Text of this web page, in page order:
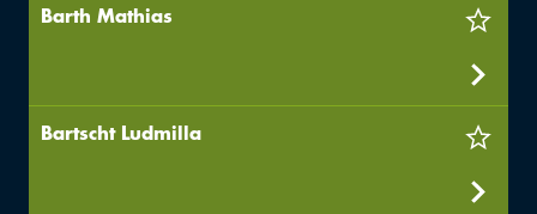
Barth Mathias
Bartscht Ludmilla